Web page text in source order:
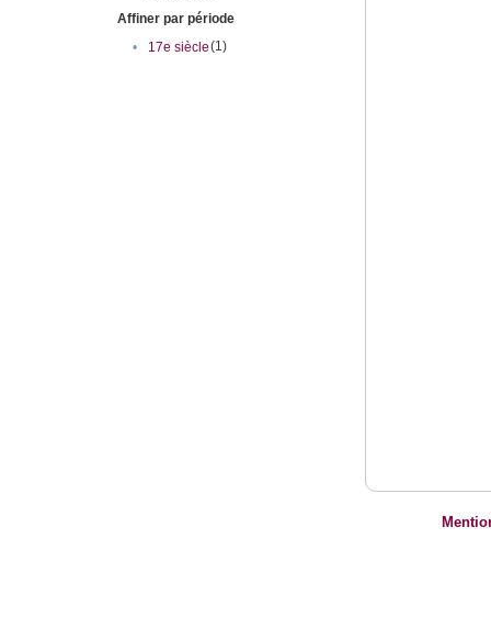
Affiner par période
•
17e siècle(1)